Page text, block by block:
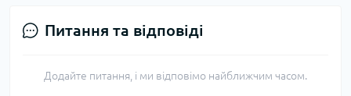
Питання та відповіді
Додайте питання, і ми відповімо найближчим часом.